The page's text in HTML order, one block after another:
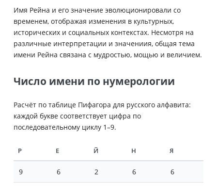
Имя Рейна и его значение эволюционировали со
временем, отображая изменения в культурных,
исторических и социальных контекстах. Несмотря на
различные интерпретации и значениия, общая тема
имени Рейна связана с мудростью, мощью и величием.
Число имени по нумерологии
Расчёт по таблице Пифагора для русского алфавита:
каждой букве соответствует цифра по
последовательному циклу 1–9.
Р Е Й Н Я
9 6 2 6 6